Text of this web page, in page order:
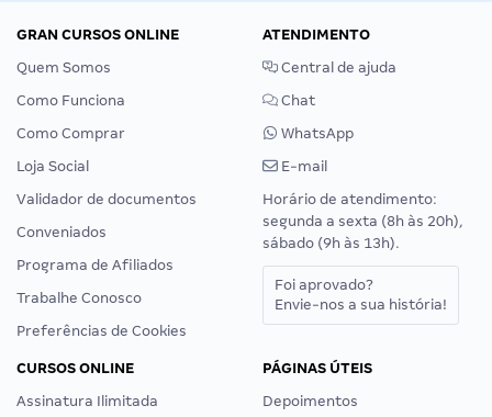
GRAN CURSOS ONLINE
Quem Somos
Como Funciona
Como Comprar
Loja Social
Validador de documentos
Conveniados
Programa de Afiliados
Trabalhe Conosco
Preferências de Cookies
ATENDIMENTO
Central de ajuda
Chat
WhatsApp
E-mail
Horário de atendimento:
segunda a sexta (8h às 20h),
sábado (9h às 13h).
Foi aprovado?
Envie-nos a sua história!
CURSOS ONLINE
Assinatura Ilimitada
PÁGINAS ÚTEIS
Depoimentos